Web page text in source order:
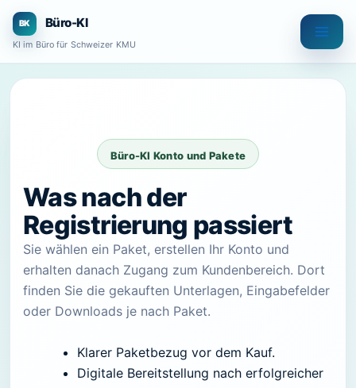
Zum
Inhalt
springen
Büro-KI
KI im Büro für Schweizer KMU
Büro-KI Konto und Pakete
Was nach der
Registrierung passiert
Sie wählen ein Paket, erstellen Ihr Konto und
erhalten danach Zugang zum Kundenbereich. Dort
finden Sie die gekauften Unterlagen, Eingabefelder
oder Downloads je nach Paket.
Klarer Paketbezug vor dem Kauf.
Digitale Bereitstellung nach erfolgreicher